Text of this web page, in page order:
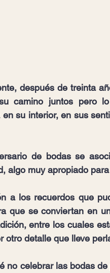
después de treinta
camino juntos pero
en su interior, en sus
de bodas se
algo muy apropiado
a los recuerdos que
que se conviertan en
entre los cuales
otro detalle que lleve
no celebrar las bodas